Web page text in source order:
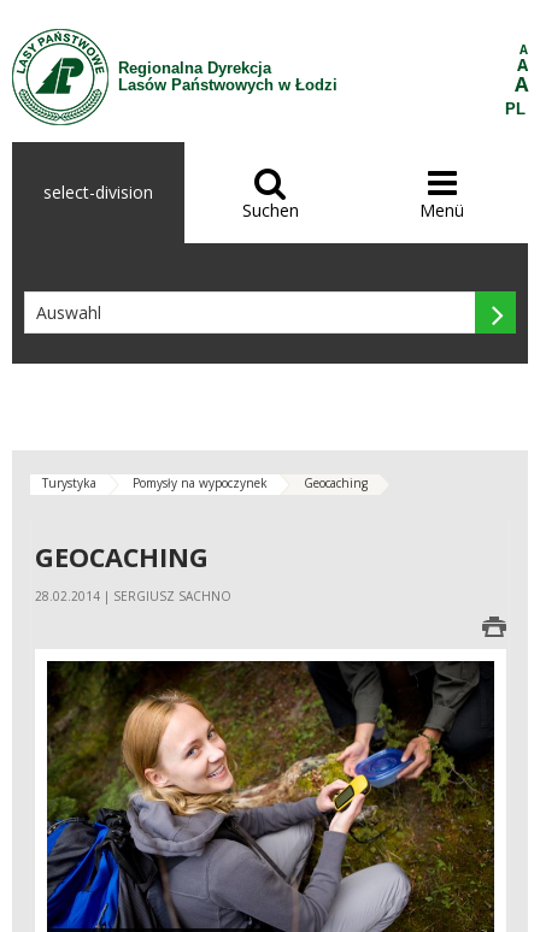
Zum Inhalt wechseln
Regionalna Dyrekcja
Lasów Państwowych w Łodzi
A
A
A
PL
select-division 
Suchen

Menü

Turystyka Pomysły na wypoczynek Geocaching
GEOCACHING
28.02.2014 | SERGIUSZ SACHNO